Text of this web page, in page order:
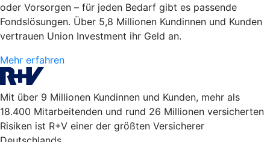
oder Vorsorgen – für jeden Bedarf gibt es passende
Fondslösungen. Über 5,8 Millionen Kundinnen und Kunden
vertrauen Union Investment ihr Geld an.
Mehr erfahren
Mit über 9 Millionen Kundinnen und Kunden, mehr als
18.400 Mitarbeitenden und rund 26 Millionen versicherten
Risiken ist R+V einer der größten Versicherer